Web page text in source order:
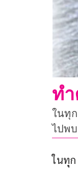
ทำ
ในทุ
ไปพบ
ในทุก